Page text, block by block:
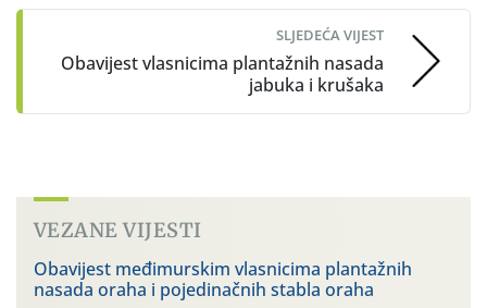
SLJEDEĆA VIJEST
Obavijest vlasnicima plantažnih nasada
jabuka i krušaka
VEZANE VIJESTI
Obavijest međimurskim vlasnicima plantažnih
nasada oraha i pojedinačnih stabla oraha